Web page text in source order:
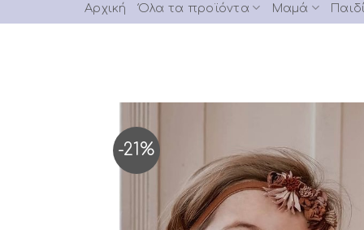
Αρχική Όλα τα προϊόντα Μαμά Παιδί
-21%